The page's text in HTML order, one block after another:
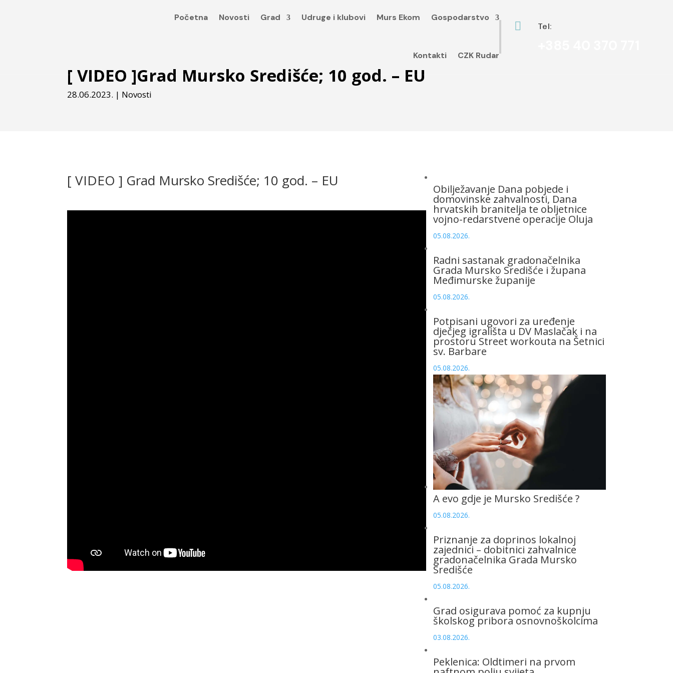
Početna Novosti Grad Udruge i klubovi Murs Ekom Gospodarstvo
Kontakti CZK Rudar
 Tel:
[ VIDEO ]Grad Mursko Središće; 10 god. – EU
28.06.2023. | Novosti
[ VIDEO ] Grad Mursko Središće; 10 god. – EU Obilježavanje Dana pobjede i
domovinske zahvalnosti, Dana
hrvatskih branitelja te obljetnice
vojno-redarstvene operacije Oluja
05.08.2026.
Radni sastanak gradonačelnika
Grada Mursko Središće i župana
Međimurske županije
05.08.2026.
Potpisani ugovori za uređenje
dječjeg igrališta u DV Maslačak i na
prostoru Street workouta na Šetnici
sv. Barbare
05.08.2026.
A evo gdje je Mursko Središće ?
05.08.2026.
Priznanje za doprinos lokalnoj
zajednici – dobitnici zahvalnice
gradonačelnika Grada Mursko
Središće
05.08.2026.
Grad osigurava pomoć za kupnju
školskog pribora osnovnoškolcima
03.08.2026.
Peklenica: Oldtimeri na prvom